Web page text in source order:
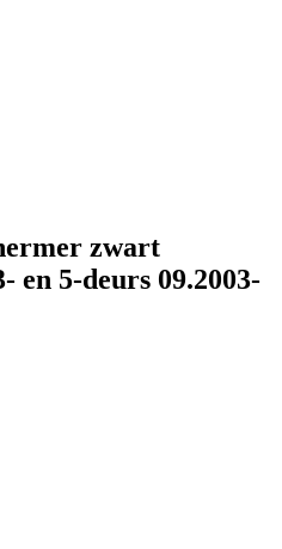
zwart
en 5-deurs 09.2003-